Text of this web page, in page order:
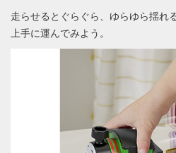
走らせるとぐらぐら、ゆらゆら揺れ
上手に運んでみよう。